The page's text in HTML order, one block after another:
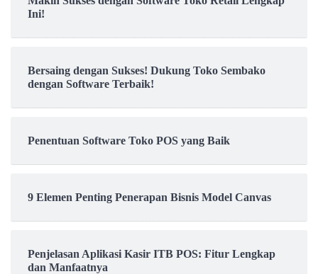
Ini!
Bersaing dengan Sukses! Dukung Toko Sembako
dengan Software Terbaik!
Penentuan Software Toko POS yang Baik
9 Elemen Penting Penerapan Bisnis Model Canvas
Penjelasan Aplikasi Kasir ITB POS: Fitur Lengkap
dan Manfaatnya